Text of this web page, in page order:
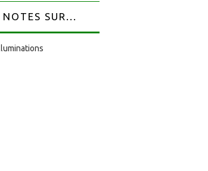
NOTES SUR...